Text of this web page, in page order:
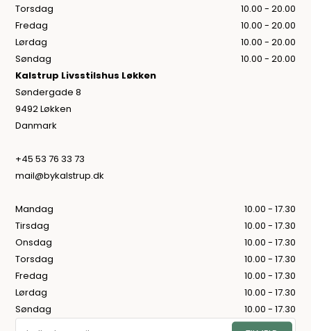
Torsdag
10.00 - 20.00
Fredag
10.00 - 20.00
Lørdag
10.00 - 20.00
Søndag
10.00 - 20.00
Kalstrup Livsstilshus Løkken
Søndergade 8
9492 Løkken
Danmark
+45 53 76 33 73
mail@bykalstrup.dk
Mandag
10.00 - 17.30
Tirsdag
10.00 - 17.30
Onsdag
10.00 - 17.30
Torsdag
10.00 - 17.30
Fredag
10.00 - 17.30
Lørdag
10.00 - 17.30
Søndag
10.00 - 17.30